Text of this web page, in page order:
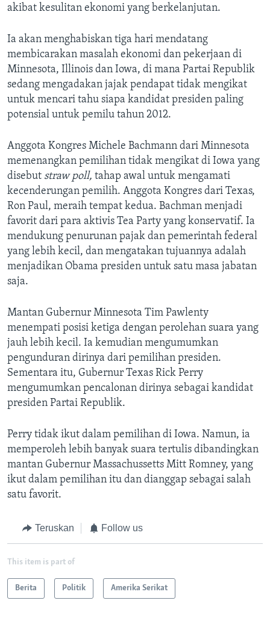
akibat kesulitan ekonomi yang berkelanjutan.
Ia akan menghabiskan tiga hari mendatang
membicarakan masalah ekonomi dan pekerjaan di
Minnesota, Illinois dan Iowa, di mana Partai Republik
sedang mengadakan jajak pendapat tidak mengikat
untuk mencari tahu siapa kandidat presiden paling
potensial untuk pemilu tahun 2012.
Anggota Kongres Michele Bachmann dari Minnesota
memenangkan pemilihan tidak mengikat di Iowa yang
disebut straw poll, tahap awal untuk mengamati
kecenderungan pemilih. Anggota Kongres dari Texas,
Ron Paul, meraih tempat kedua. Bachman menjadi
favorit dari para aktivis Tea Party yang konservatif. Ia
mendukung penurunan pajak dan pemerintah federal
yang lebih kecil, dan mengatakan tujuannya adalah
menjadikan Obama presiden untuk satu masa jabatan
saja.
Mantan Gubernur Minnesota Tim Pawlenty
menempati posisi ketiga dengan perolehan suara yang
jauh lebih kecil. Ia kemudian mengumumkan
pengunduran dirinya dari pemilihan presiden.
Sementara itu, Gubernur Texas Rick Perry
mengumumkan pencalonan dirinya sebagai kandidat
presiden Partai Republik.
Perry tidak ikut dalam pemilihan di Iowa. Namun, ia
memperoleh lebih banyak suara tertulis dibandingkan
mantan Gubernur Massachussetts Mitt Romney, yang
ikut dalam pemilihan itu dan dianggap sebagai salah
satu favorit.
Teruskan Follow us
This item is part of
Berita Politik Amerika Serikat